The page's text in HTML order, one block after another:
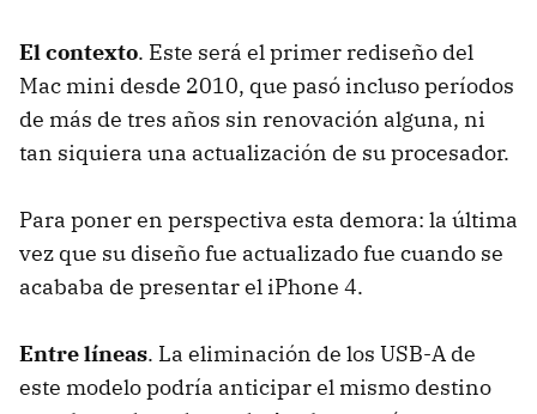
El contexto. Este será el primer rediseño del
Mac mini desde 2010, que pasó incluso períodos
de más de tres años sin renovación alguna, ni
tan siquiera una actualización de su procesador.
Para poner en perspectiva esta demora: la última
vez que su diseño fue actualizado fue cuando se
acababa de presentar el iPhone 4.
Entre líneas. La eliminación de los USB-A de
este modelo podría anticipar el mismo destino